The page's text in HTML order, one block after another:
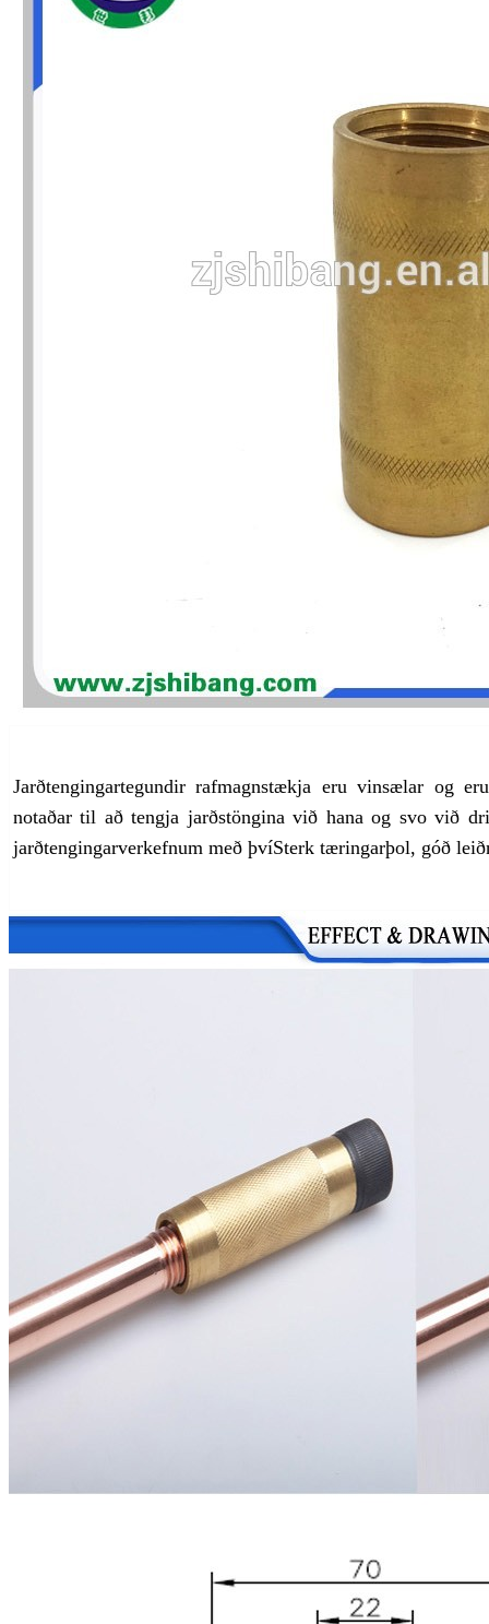
Jarðtengingartegundir rafmagnstækja eru vinsælar og
notaðar til að tengja jarðstöngina við hana og svo við
jarðtengingarverkefnum með þvíSterk tæringarþol, góð